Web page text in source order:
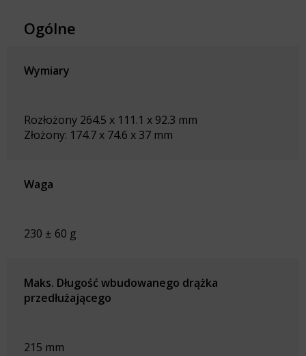
Ogólne
Wymiary
Rozłożony 264.5 x 111.1 x 92.3 mm
Złożony: 174.7 x 74.6 x 37 mm
Waga
230 ± 60 g
Maks. Długość wbudowanego drążka
przedłużającego
215 mm